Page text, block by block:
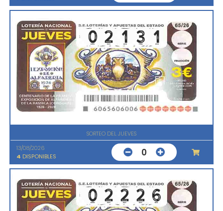
SORTEO DEL JUEVES
13/08/2026
4 DISPONIBLES 0